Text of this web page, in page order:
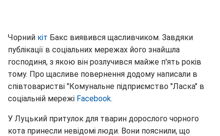
Чорний кіт Бакс виявився щасливчиком. Завдяки
публікації в соціальних мережах його знайшла
господиня, з якою він розлучився майже п'ять років
тому. Про щасливе повернення додому написали в
співтоваристві "Комунальне підприємство "Ласка" в
соціальній мережі Facebook.
У Луцький притулок для тварин дорослого чорного
кота принесли невідомі люди. Вони пояснили, що